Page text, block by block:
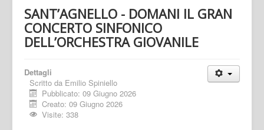
SANT’AGNELLO - DOMANI IL GRAN
CONCERTO SINFONICO
DELL’ORCHESTRA GIOVANILE
Dettagli
Scritto da Emilio Spiniello
Pubblicato: 09 Giugno 2026
Creato: 09 Giugno 2026
Visite: 338